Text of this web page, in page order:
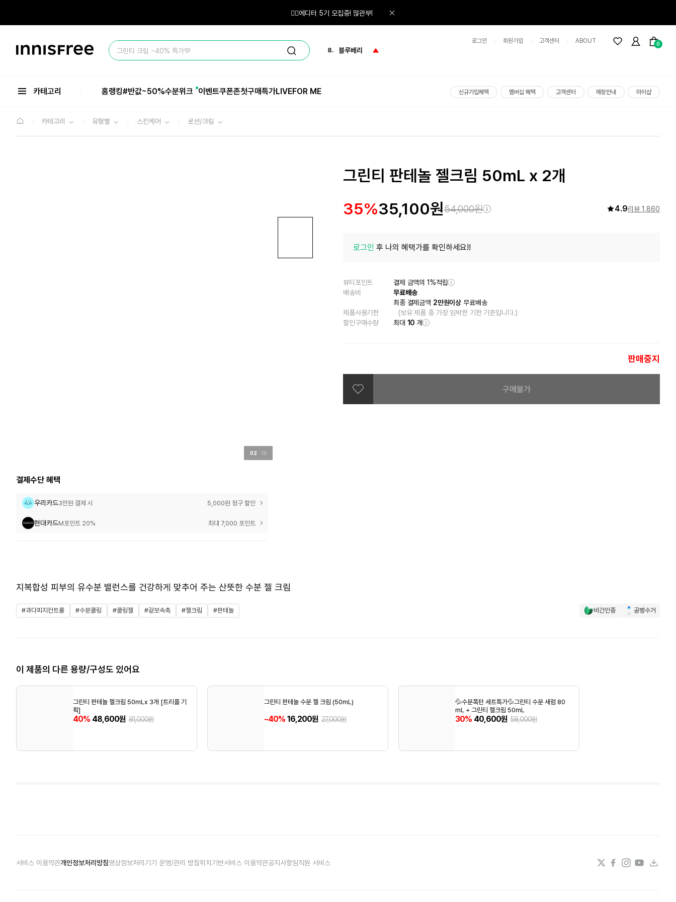
으
🙋‍♀️에디터 5기 모집중! 많관부!
이
그린티 크림 ~40% 특가💚
6. 선크림
8. 블루베리
로그인 회원가입 고객센터 ABOUT 0
카테고리 홈랭킹#반값~50%수분위크 이벤트쿠폰존첫구매특가LIVEFOR ME 신규가입혜택 멤버십 혜택 고객센터 매장안내 마이샵
카테고리 유형별 스킨케어 로션/크림
02 05
결제수단 혜택
우리카드3만원 결제 시 5,000원 청구 할인
현대카드M포인트 20% 최대 7,000 포인트
그린티 판테놀 젤크림 50mL x 2개
35%35,100원54,000원 4.9리뷰 1,860
로그인 후 나의 혜택가를 확인하세요!!
뷰티포인트
결제 금액의 1%적립
배송비
무료배송
최종 결제금액 2만원이상 무료배송
제품사용기한
(보유 제품 중 가장 임박한 기한 기준입니다.)
할인구매수량
최대 10 개
판매중지
구매불가
지복합성 피부의 유수분 밸런스를 건강하게 맞추어 주는 산뜻한 수분 젤 크림
#과다피지컨트롤 #수분쿨링 #쿨링젤 #겉보속촉 #젤크림 #판테놀 비건인증 공병수거
이 제품의 다른 용량/구성도 있어요
그린티 판테놀 젤크림 50mLx 3개 [트리플 기
획]
40% 48,600원 81,000원
그린티 판테놀 수분 젤 크림 (50mL)
~40% 16,200원 27,000원
💦수분폭탄 세트특가💦그린티 수분 세럼 80
mL + 그린티 젤크림 50mL
30% 40,600원 58,000원
서비스 이용약관개인정보처리방침영상정보처리기기 운영/관리 방침위치기반서비스 이용약관공지사항임직원 서비스